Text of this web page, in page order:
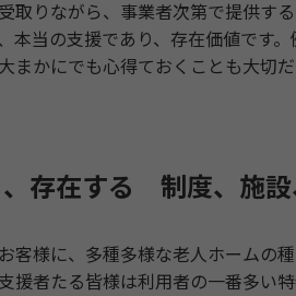
取りながら、事業者次第で提供す
本当の支援であり、存在価値です
まかにでも心得ておくことも大切
、存在する 制度、施
客様に、多種多様な老人ホームの
援者たる皆様は利用者の一番多い